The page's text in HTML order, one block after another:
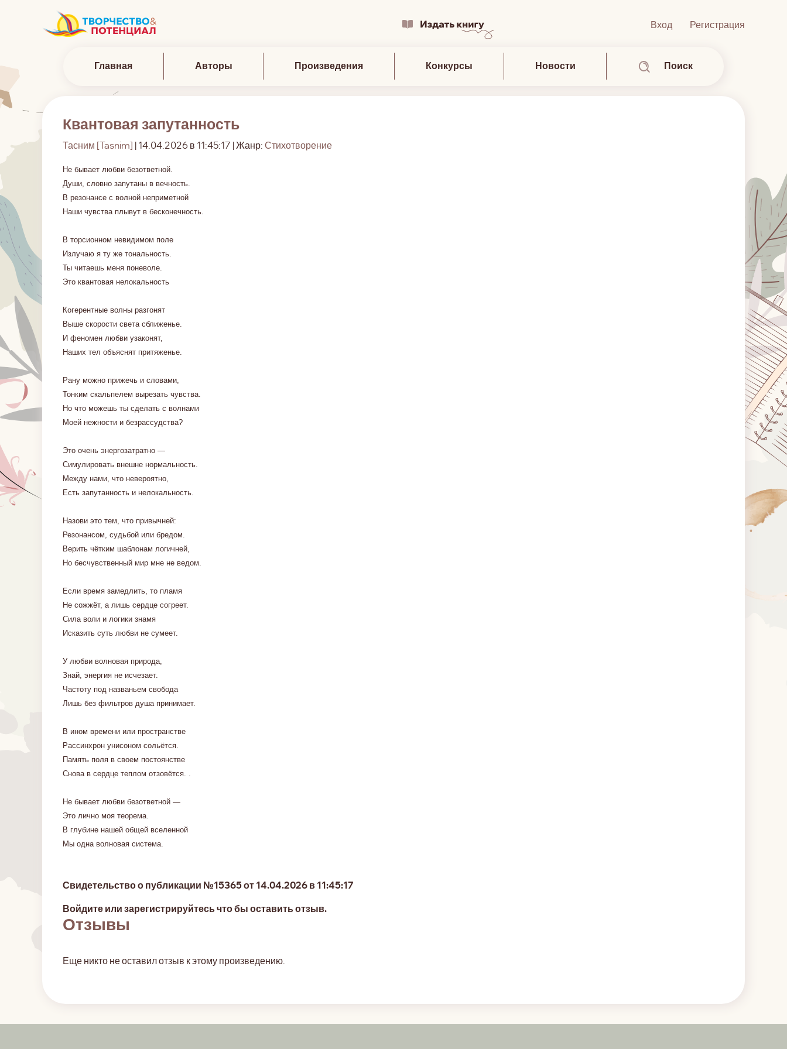
Вход Регистрация
Главная Авторы Произведения Конкурсы Новости Поиск
Квантовая запутанность
Тасним [Tasnim] | 14.04.2026 в 11:45:17 | Жанр: Стихотворение
Не бывает любви безответной.
Души, словно запутаны в вечность.
В резонансе с волной неприметной
Наши чувства плывут в бесконечность.
В торсионном невидимом поле
Излучаю я ту же тональность.
Ты читаешь меня поневоле.
Это квантовая нелокальность
Когерентные волны разгонят
Выше скорости света сближенье.
И феномен любви узаконят,
Наших тел объяснят притяженье.
Рану можно прижечь и словами,
Тонким скальпелем вырезать чувства.
Но что можешь ты сделать с волнами
Моей нежности и безрассудства?
Это очень энергозатратно —
Симулировать внешне нормальность.
Между нами, что невероятно,
Есть запутанность и нелокальность.
Назови это тем, что привычней:
Резонансом, судьбой или бредом.
Верить чётким шаблонам логичней,
Но бесчувственный мир мне не ведом.
Если время замедлить, то пламя
Не сожжёт, а лишь сердце согреет.
Сила воли и логики знамя
Исказить суть любви не сумеет.
У любви волновая природа,
Знай, энергия не исчезает.
Частоту под названьем свобода
Лишь без фильтров душа принимает.
В ином времени или пространстве
Рассинхрон унисоном сольётся.
Память поля в своем постоянстве
Снова в сердце теплом отзовётся. .
Не бывает любви безответной —
Это лично моя теорема.
В глубине нашей общей вселенной
Мы одна волновая система.
Свидетельство о публикации №15365 от 14.04.2026 в 11:45:17
Войдите или зарегистрируйтесь что бы оставить отзыв.
Отзывы
Еще никто не оставил отзыв к этому произведению.